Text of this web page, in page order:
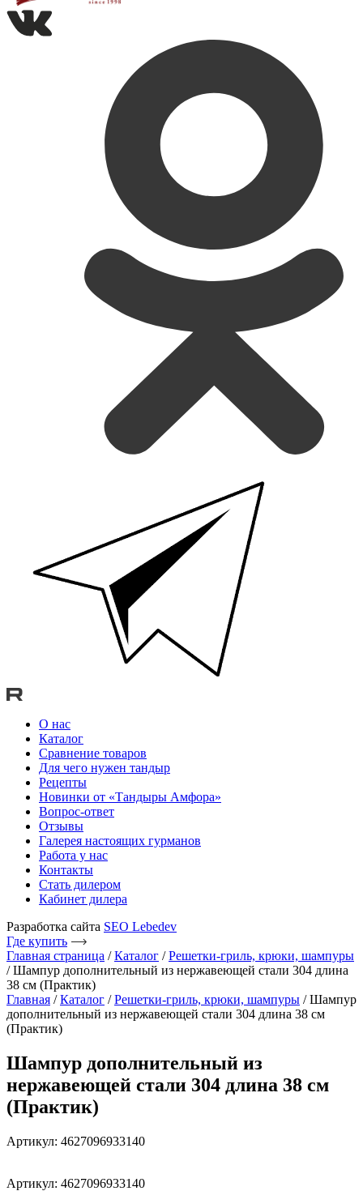
О нас
Каталог
Сравнение товаров
Для чего нужен тандыр
Рецепты
Новинки от «Тандыры Амфора»
Вопрос-ответ
Отзывы
Галерея настоящих гурманов
Работа у нас
Контакты
Стать дилером
Кабинет дилера
Разработка сайта SEO Lebedev
Где купить
Главная страница /Каталог /Решетки-гриль, крюки, шампуры
/Шампур дополнительный из нержавеющей стали 304 длина
38 см (Практик)
Главная /Каталог /Решетки-гриль, крюки, шампуры / Шампур
дополнительный из нержавеющей стали 304 длина 38 см
(Практик)
Шампур дополнительный из
нержавеющей стали 304 длина 38 см
(Практик)
Артикул: 4627096933140
Артикул: 4627096933140